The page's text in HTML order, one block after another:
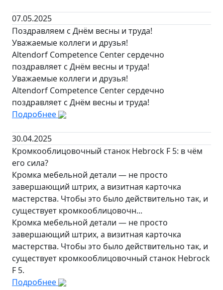
07.05.2025
Поздравляем с Днём весны и труда!
Уважаемые коллеги и друзья!
Altendorf Competence Center сердечно
поздравляет с Днём весны и труда!
Уважаемые коллеги и друзья!
Altendorf Competence Center сердечно
поздравляет с Днём весны и труда!
Подробнее
30.04.2025
Кромкооблицовочный станок Hebrock F 5: в чём
его сила?
Кромка мебельной детали — не просто
завершающий штрих, а визитная карточка
мастерства. Чтобы это было действительно так, и
существует кромкооблицовочн...
Кромка мебельной детали — не просто
завершающий штрих, а визитная карточка
мастерства. Чтобы это было действительно так, и
существует кромкооблицовочный станок Hebrock
F 5.
Подробнее